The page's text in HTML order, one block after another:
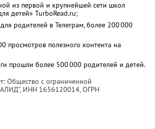
из первой и крупнейшей сети школ
детей» TurboRead.ru;
родителей в Телеграм, более 200 000
просмотров полезного контента на
прошли более 500 000 родителей и детей.
Общество с ограниченной
ИНН 1656120014, ОГРН